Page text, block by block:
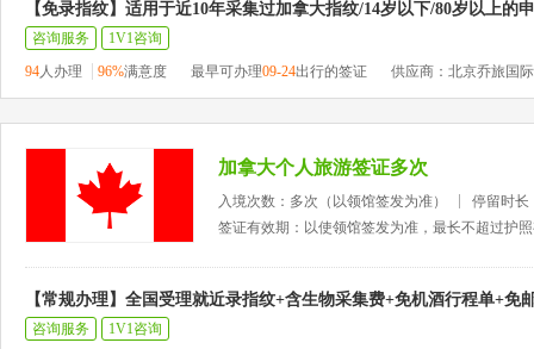
【免录指纹】适用于近10年采集过加拿大指纹/14岁以下/80岁以上的
咨询服务
1V1咨询
94人办理 96%满意度 最早可办理09-24出行的签证 供应商：北京乔旅国
加拿大个人旅游签证多次
入境次数：多次（以领馆签发为准）
停留时长
签证有效期：以使领馆签发为准，最长不超过护
【常规办理】全国受理就近录指纹+含生物采集费+免机酒行程单+免
咨询服务 1V1咨询